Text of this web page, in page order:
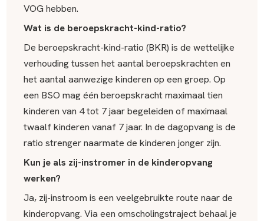
VOG hebben.
Wat is de beroepskracht-kind-ratio?
De beroepskracht-kind-ratio (BKR) is de wettelijke
verhouding tussen het aantal beroepskrachten en
het aantal aanwezige kinderen op een groep. Op
een BSO mag één beroepskracht maximaal tien
kinderen van 4 tot 7 jaar begeleiden of maximaal
twaalf kinderen vanaf 7 jaar. In de dagopvang is de
ratio strenger naarmate de kinderen jonger zijn.
Kun je als zij-instromer in de kinderopvang
werken?
Ja, zij-instroom is een veelgebruikte route naar de
kinderopvang. Via een omscholingstraject behaal je